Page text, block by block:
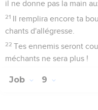
il ne donne pas la main
21 Il remplira encore ta
chants d'allégresse.
22 Tes ennemis seront
méchants ne sera plus !
Job 9